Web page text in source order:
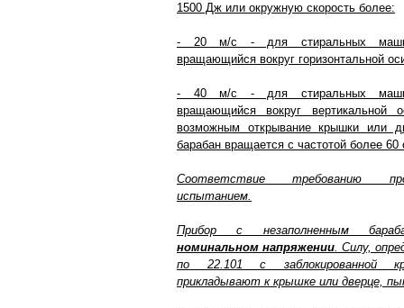
1500 Дж или окружную скорость более:
- 20 м/с - для стиральных
вращающийся вокруг горизонтальной
- 40 м/с - для стиральных
вращающийся вокруг
возможным открывание крышки или
барабан вращается с частотой более 60
Соответствие требованию
испытанием.
Прибор с незаполненным
номинальном напряжении. Силу,
по 22.101 с заблокированной
прикладывают к крышке или дверце,